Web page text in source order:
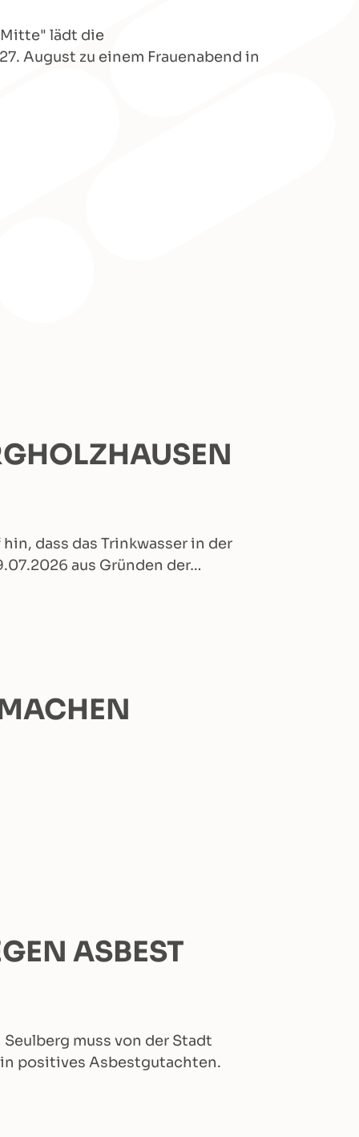
Mitte" lädt die
August zu einem Frauenabend in
dass das Trinkwasser in der
aus Gründen der…
ASBEST
muss von der Stadt
positives Asbestgutachten.